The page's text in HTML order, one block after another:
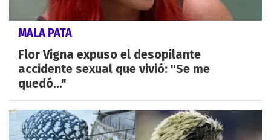
MALA PATA
Flor Vigna expuso el desopilante
accidente sexual que vivió: "Se me
quedó..."